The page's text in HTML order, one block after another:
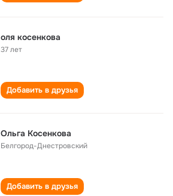
оля косенкова
37 лет
Добавить в друзья
Ольга Косенкова
Белгород-Днестровский
Добавить в друзья